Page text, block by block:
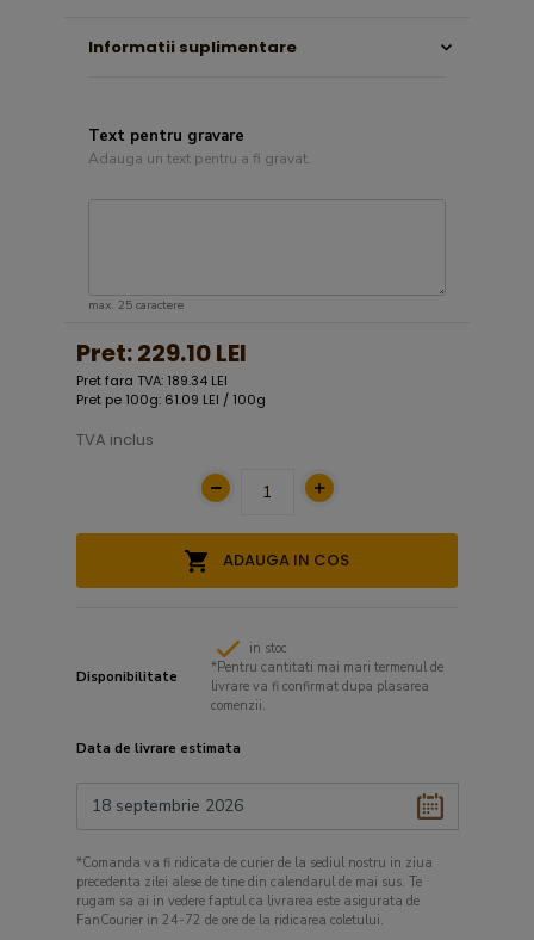
Informatii suplimentare
Text pentru gravare
Adauga un text pentru a fi gravat.
max. 25 caractere
Pret:229.10 LEI
Pret fara TVA: 189.34 LEI
Pret pe 100g: 61.09 LEI / 100g
TVA inclus
ADAUGA IN COS
Disponibilitate
in stoc
*Pentru cantitati mai mari termenul de
livrare va fi confirmat dupa plasarea
comenzii.
Data de livrare estimata
*Comanda va fi ridicata de curier de la sediul nostru in ziua
precedenta zilei alese de tine din calendarul de mai sus. Te
rugam sa ai in vedere faptul ca livrarea este asigurata de
FanCourier in 24-72 de ore de la ridicarea coletului.